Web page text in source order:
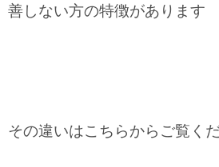
善しない方の特徴があります
その違いはこちらからご覧く